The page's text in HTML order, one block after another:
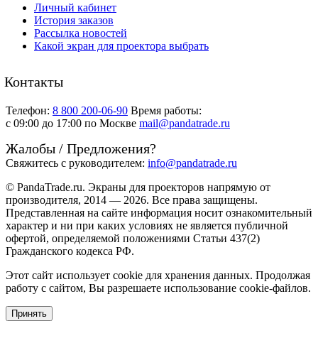
Личный кабинет
История заказов
Рассылка новостей
Какой экран для проектора выбрать
Контакты
Телефон: 8 800 200-06-90 Время работы:
c 09:00 до 17:00 по Москве mail@pandatrade.ru
Жалобы / Предложения?
Свяжитесь с руководителем: info@pandatrade.ru
© PandaTrade.ru. Экраны для проекторов напрямую от
производителя, 2014 — 2026. Все права защищены.
Представленная на сайте информация носит ознакомительный
характер и ни при каких условиях не является публичной
офертой, определяемой положениями Статьи 437(2)
Гражданского кодекса РФ.
Этот сайт использует cookie для хранения данных. Продолжая
работу с сайтом, Вы разрешаете использование cookie-файлов.
Принять